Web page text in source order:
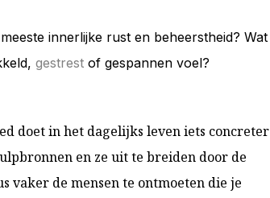
innerlijke rust en beheerstheid? Wat
gestrestof gespannen voel?
doet in het dagelijks leven iets concreter
en ze uit te breiden door de
vaker de mensen te ontmoeten die je